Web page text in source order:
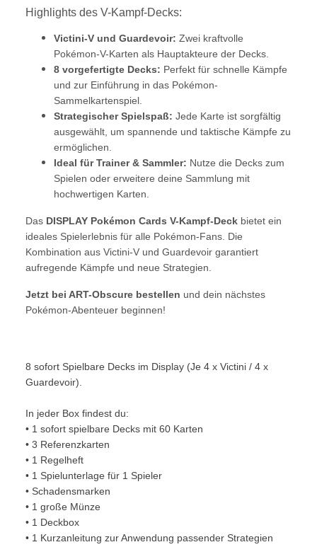
Highlights des V-Kampf-Decks:
Victini-V und Guardevoir: Zwei kraftvolle
Pokémon-V-Karten als Hauptakteure der Decks.
8 vorgefertigte Decks: Perfekt für schnelle Kämpfe
und zur Einführung in das Pokémon-
Sammelkartenspiel.
Strategischer Spielspaß: Jede Karte ist sorgfältig
ausgewählt, um spannende und taktische Kämpfe zu
ermöglichen.
Ideal für Trainer & Sammler: Nutze die Decks zum
Spielen oder erweitere deine Sammlung mit
hochwertigen Karten.
Das DISPLAY Pokémon Cards V-Kampf-Deck bietet ein
ideales Spielerlebnis für alle Pokémon-Fans. Die
Kombination aus Victini-V und Guardevoir garantiert
aufregende Kämpfe und neue Strategien.
Jetzt bei ART-Obscure bestellen und dein nächstes
Pokémon-Abenteuer beginnen!
8 sofort Spielbare Decks im Display (Je 4 x Victini / 4 x
Guardevoir).
In jeder Box findest du:
• 1 sofort spielbare Decks mit 60 Karten
• 3 Referenzkarten
• 1 Regelheft
• 1 Spielunterlage für 1 Spieler
• Schadensmarken
• 1 große Münze
• 1 Deckbox
• 1 Kurzanleitung zur Anwendung passender Strategien